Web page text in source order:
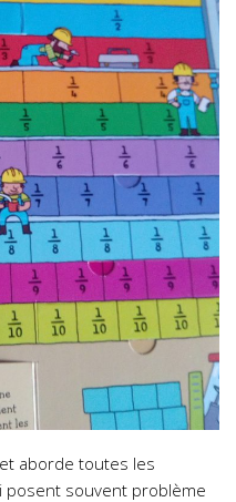
et aborde toutes les
posent souvent problème